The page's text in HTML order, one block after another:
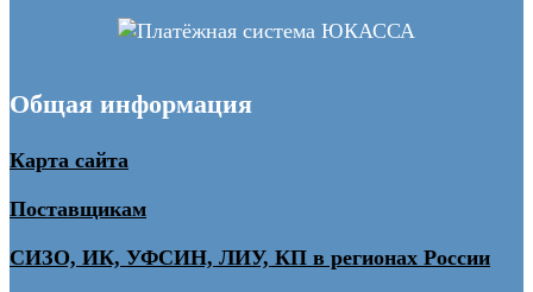
Общая информация
Карта сайта
Поставщикам
СИЗО, ИК, УФСИН, ЛИУ, КП в регионах России